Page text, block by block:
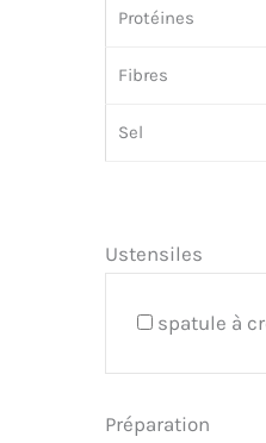
Protéines
Fibres
Sel
Ustensiles
spatule à
Préparation